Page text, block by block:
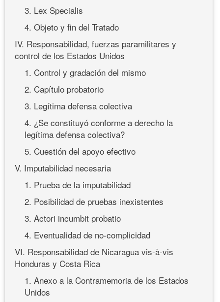
3. Lex Specialis
4. Objeto y fin del Tratado
IV. Responsabilidad, fuerzas paramilitares y
control de los Estados Unidos
1. Control y gradación del mismo
2. Capítulo probatorio
3. Legítima defensa colectiva
4. ¿Se constituyó conforme a derecho la
legítima defensa colectiva?
5. Cuestión del apoyo efectivo
V. Imputabilidad necesaria
1. Prueba de la imputabilidad
2. Posibilidad de pruebas inexistentes
3. Actori incumbit probatio
4. Eventualidad de no-complicidad
VI. Responsabilidad de Nicaragua vis-à-vis
Honduras y Costa Rica
1. Anexo a la Contramemoria de los Estados
Unidos